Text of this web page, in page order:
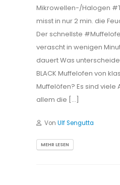
Mikrowellen-/Halogen
misst in nur 2 min. die
Der schnellste
verascht in wenigen
dauert Was
BLACK Muffelofen von
Muffelöfen? Es sind
allem die […]
Von Ulf Sengutta
MEHR LESEN